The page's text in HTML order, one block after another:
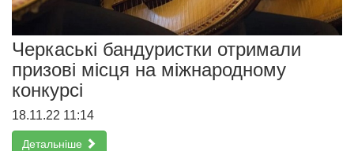
Черкаські бандуристки отримали
призові місця на міжнародному
конкурсі
18.11.22 11:14
Детальніше